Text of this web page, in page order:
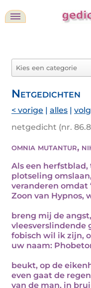
Netgedichten
< vorige | alles |
netgedicht (nr.
omnia mutantur,
Als een
plotseling
veranderen omdat
Zoon van Hypnos,
breng mij de
vleesverslindende
fobisch wil ik zijn,
uw naam:
beukt, op de
even gaat de
van de man, in